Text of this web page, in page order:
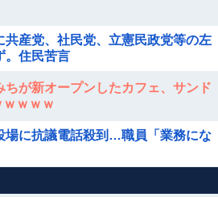
共産党、社民党、立憲民政党等の左
。住民苦言
ちが新オープンしたカフェ、サンド
ｗｗｗ
場に抗議電話殺到…職員「業務にな